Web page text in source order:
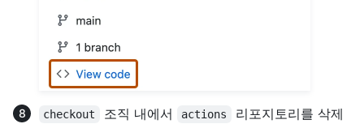
checkout 조직 내에서 actions
리포지토리를 삭제